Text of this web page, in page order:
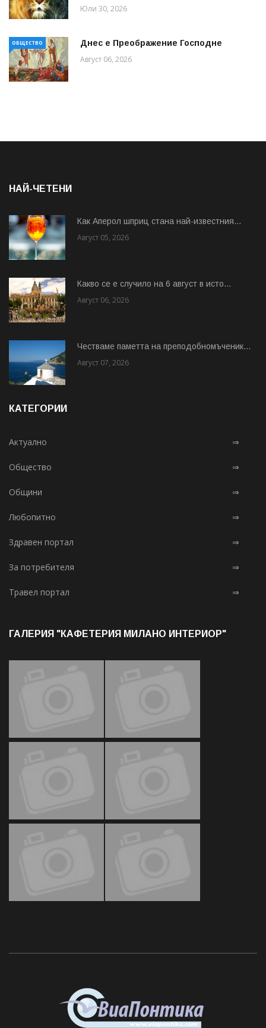
Юли 30, 2026
ОБЩЕСТВО Днес е Преображение Господне
Август 06, 2026
НАЙ-ЧЕТЕНИ
Как Аперол шприц стана най-известния...
Август 05, 2026
Какво се е случило на 6 август в исто...
Август 06, 2026
Честваме паметта на преподобномъченик...
Август 07, 2026
КАТЕГОРИИ
Актуално ⇒
Общество ⇒
Общини ⇒
Любопитно ⇒
Здравен портал ⇒
За потребителя ⇒
Травел портал ⇒
ГАЛЕРИЯ "КАФЕТЕРИЯ МИЛАНО ИНТЕРИОР"